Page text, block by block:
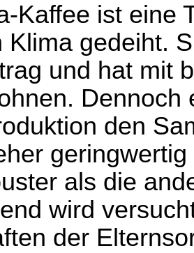
Kaffee ist eine
Klima gedeiht.
und hat mit
Dennoch
den
als die
wird
der